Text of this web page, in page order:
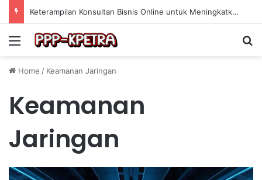
Keterampilan Konsultan Bisnis Online untuk Meningkatkan Pendapatan Berdasarkan Pengalaman Praktis
Menu
Home / Keamanan Jaringan
Keamanan
Jaringan